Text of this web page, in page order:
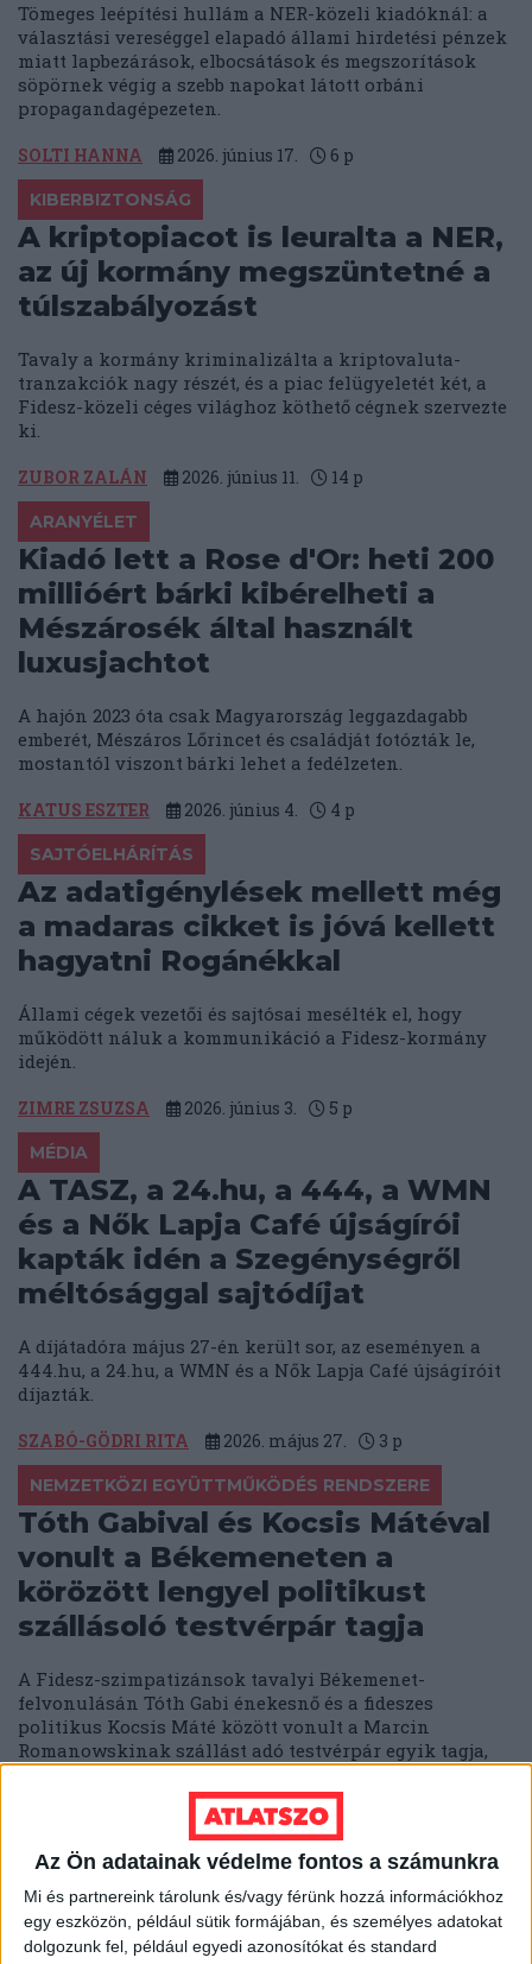
Az Ön adatainak védelme fontos a számunkra
Mi és partnereink tárolunk és/vagy férünk hozzá információkhoz
egy eszközön, például sütik formájában, és személyes adatokat
dolgozunk fel, például egyedi azonosítókat és standard
Tömeges leépítési hullám a NER-közeli kiadóknál: a
választási vereséggel elapadó állami hirdetési pénzek
miatt lapbezárások, elbocsátások és megszorítások
söpörnek végig a szebb napokat látott orbáni
propagandagépezeten.
SOLTI HANNA 2026. június 17. 6 p
KIBERBIZTONSÁG
A kriptopiacot is leuralta a NER,
az új kormány megszüntetné a
túlszabályozást
Tavaly a kormány kriminalizálta a kriptovaluta-
tranzakciók nagy részét, és a piac felügyeletét két, a
Fidesz-közeli céges világhoz köthető cégnek szervezte
ki.
ZUBOR ZALÁN 2026. június 11. 14 p
ARANYÉLET
Kiadó lett a Rose d'Or: heti 200
millióért bárki kibérelheti a
Mészárosék által használt
luxusjachtot
A hajón 2023 óta csak Magyarország leggazdagabb
emberét, Mészáros Lőrincet és családját fotózták le,
mostantól viszont bárki lehet a fedélzeten.
KATUS ESZTER 2026. június 4. 4 p
SAJTÓELHÁRÍTÁS
Az adatigénylések mellett még
a madaras cikket is jóvá kellett
hagyatni Rogánékkal
Állami cégek vezetői és sajtósai mesélték el, hogy
működött náluk a kommunikáció a Fidesz-kormány
idején.
ZIMRE ZSUZSA 2026. június 3. 5 p
MÉDIA
A TASZ, a 24.hu, a 444, a WMN
és a Nők Lapja Café újságírói
kapták idén a Szegénységről
méltósággal sajtódíjat
A díjátadóra május 27-én került sor, az eseményen a
444.hu, a 24.hu, a WMN és a Nők Lapja Café újságíróit
díjazták.
SZABÓ-GÖDRI RITA 2026. május 27. 3 p
NEMZETKÖZI EGYÜTTMŰKÖDÉS RENDSZERE
Tóth Gabival és Kocsis Mátéval
vonult a Békemeneten a
körözött lengyel politikust
szállásoló testvérpár tagja
A Fidesz-szimpatizánsok tavalyi Békemenet-
felvonulásán Tóth Gabi énekesnő és a fideszes
politikus Kocsis Máté között vonult a Marcin
Romanowskinak szállást adó testvérpár egyik tagja,
SARKADI NAGY MÁRTON 2026. május 26.
AZ ELMÚLT 16 ÉV
„Volt minden: autós követés,
megfigyelés, lehallgatás,